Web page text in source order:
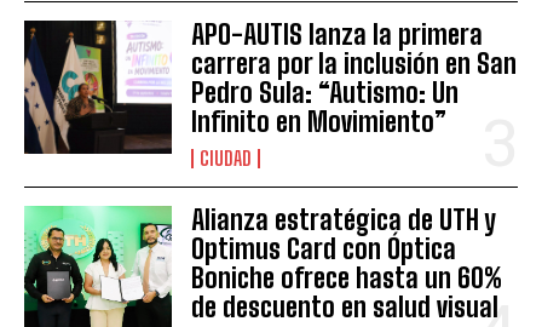
APO-AUTIS lanza la primera
carrera por la inclusión en San
Pedro Sula: “Autismo: Un
Infinito en Movimiento”
CIUDAD
Alianza estratégica de UTH y
Optimus Card con Óptica
Boniche ofrece hasta un 60%
de descuento en salud visual